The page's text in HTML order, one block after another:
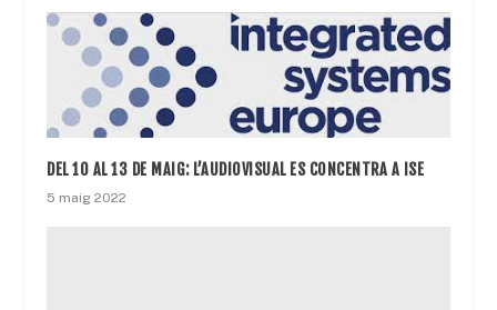
DEL 10 AL 13 DE MAIG: L’AUDIOVISUAL ES CONCENTRA A ISE
5 maig 2022